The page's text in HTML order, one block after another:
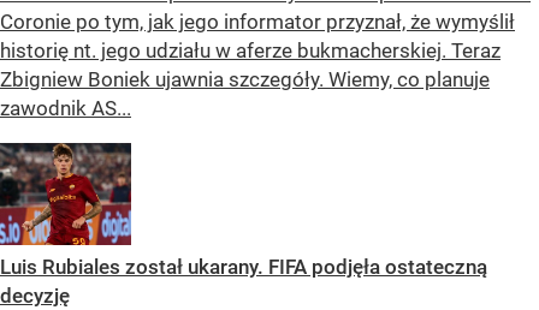
Coronie po tym, jak jego informator przyznał, że wymyślił
historię nt. jego udziału w aferze bukmacherskiej. Teraz
Zbigniew Boniek ujawnia szczegóły. Wiemy, co planuje
zawodnik AS...
Luis Rubiales został ukarany. FIFA podjęła ostateczną
decyzję